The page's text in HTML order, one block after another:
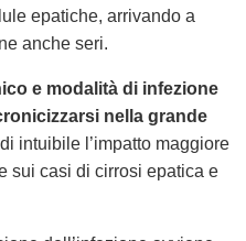
epatiche, arrivando a
anche seri.
e modalità di infezione
nella grande
intuibile l’impatto maggiore
sui casi di cirrosi epatica e